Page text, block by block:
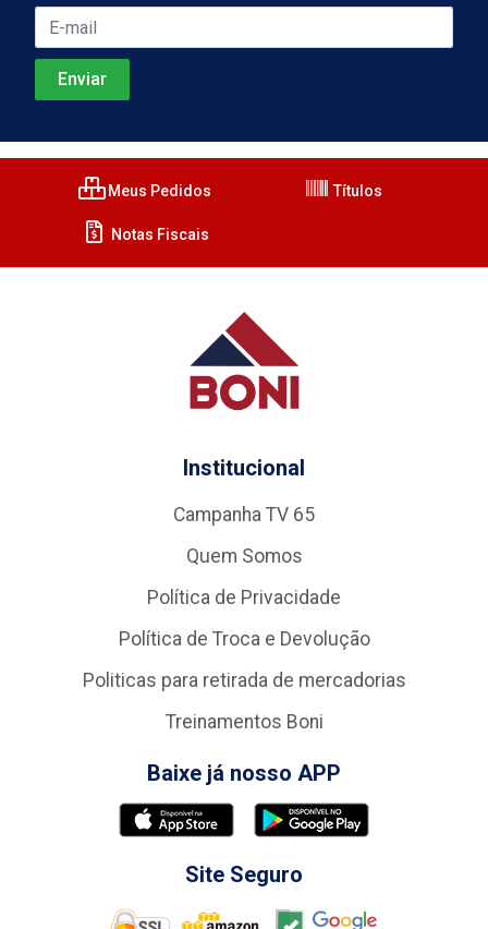
Meus Pedidos Títulos
Notas Fiscais
Institucional
Campanha TV 65
Quem Somos
Política de Privacidade
Política de Troca e Devolução
Politicas para retirada de mercadorias
Treinamentos Boni
Baixe já nosso APP
Site Seguro